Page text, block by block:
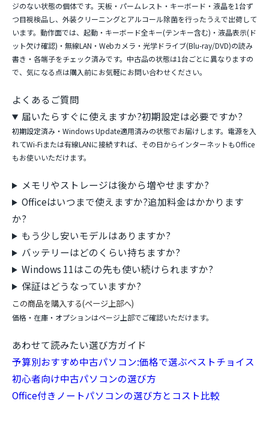
ジのない状態の個体です。天板・パームレスト・キーボード・液晶を1台ず
つ目視検品し、外装クリーニングとアルコール除菌を行ったうえで出荷して
います。動作面では、起動・キーボード全キー(テンキー含む)・液晶表示(ド
ット欠け確認)・無線LAN・Webカメラ・光学ドライブ(Blu-ray/DVD)の読み
書き・各端子をチェック済みです。中古品の状態は1台ごとに異なりますの
で、気になる点は購入前にお気軽にお問い合わせください。
よくあるご質問
届いたらすぐに使えますか?初期設定は必要ですか?
初期設定済み・Windows Update適用済みの状態でお届けします。電源を入
れてWi-Fiまたは有線LANに接続すれば、その日からインターネットもOffice
もお使いいただけます。
メモリやストレージは後から増やせますか?
Officeはいつまで使えますか?追加料金はかかります
か?
もう少し安いモデルはありますか?
バッテリーはどのくらい持ちますか?
Windows 11はこの先も使い続けられますか?
保証はどうなっていますか?
この商品を購入する(ページ上部へ)
価格・在庫・オプションはページ上部でご確認いただけます。
あわせて読みたい選び方ガイド
予算別おすすめ中古パソコン:価格で選ぶベストチョイス
初心者向け中古パソコンの選び方
Office付きノートパソコンの選び方とコスト比較